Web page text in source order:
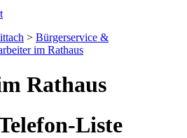
> Bürgerservice &
im Rathaus
Rathaus
Liste